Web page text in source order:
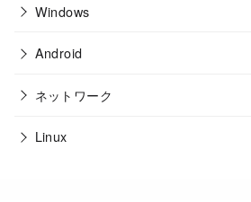
Windows
Android
ネットワーク
Linux